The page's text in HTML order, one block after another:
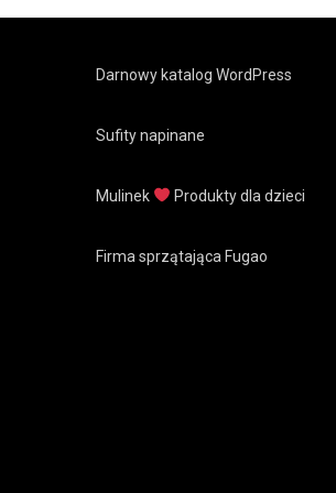
Darnowy katalog WordPress
Sufity napinane
Mulinek Produkty dla dzieci
Firma sprzątająca Fugao